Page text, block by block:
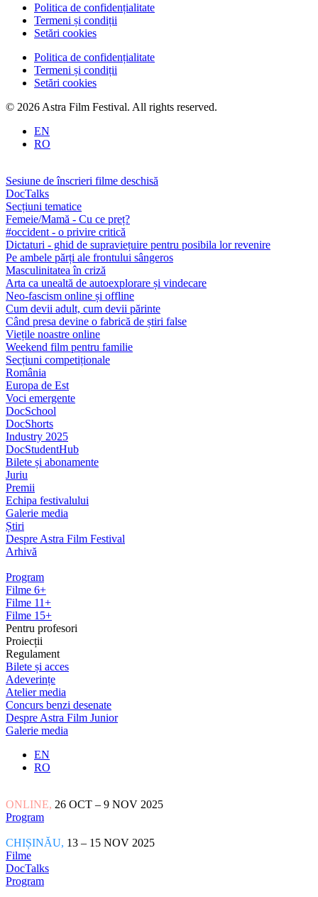
Politica de confidențialitate
Termeni și condiții
Setări cookies
Politica de confidențialitate
Termeni și condiții
Setări cookies
© 2026 Astra Film Festival. All rights reserved.
EN
RO
Sesiune de înscrieri filme deschisă
DocTalks
Secțiuni tematice
Femeie/Mamă - Cu ce preț?
#occident - o privire critică
Dictaturi - ghid de supraviețuire pentru posibila lor revenire
Pe ambele părți ale frontului sângeros
Masculinitatea în criză
Arta ca unealtă de autoexplorare și vindecare
Neo-fascism online și offline
Cum devii adult, cum devii părinte
Când presa devine o fabrică de știri false
Viețile noastre online
Weekend film pentru familie
Secțiuni competiționale
România
Europa de Est
Voci emergente
DocSchool
DocShorts
Industry 2025
DocStudentHub
Bilete și abonamente
Juriu
Premii
Echipa festivalului
Galerie media
Știri
Despre Astra Film Festival
Arhivă
Program
Filme 6+
Filme 11+
Filme 15+
Pentru profesori
Proiecții
Regulament
Bilete și acces
Adeverințe
Atelier media
Concurs benzi desenate
Despre Astra Film Junior
Galerie media
EN
RO
ONLINE, 26 OCT – 9 NOV 2025
Program
CHIȘINĂU, 13 – 15 NOV 2025
Filme
DocTalks
Program